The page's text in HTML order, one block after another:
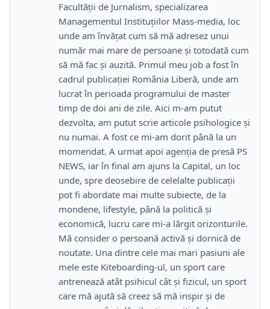
Facultății de Jurnalism, specializarea
Managementul Instituțiilor Mass-media, loc
unde am învățat cum să mă adresez unui
număr mai mare de persoane și totodată cum
să mă fac și auzită. Primul meu job a fost în
cadrul publicației România Liberă, unde am
lucrat în perioada programului de master
timp de doi ani de zile. Aici m-am putut
dezvolta, am putut scrie articole psihologice și
nu numai. A fost ce mi-am dorit până la un
momendat. A urmat apoi agenția de presă PS
NEWS, iar în final am ajuns la Capital, un loc
unde, spre deosebire de celelalte publicații
pot fi abordate mai multe subiecte, de la
mondene, lifestyle, până la politică și
economică, lucru care mi-a lărgit orizonturile.
Mă consider o persoană activă și dornică de
noutate. Una dintre cele mai mari pasiuni ale
mele este Kiteboarding-ul, un sport care
antrenează atât psihicul cât și fizicul, un sport
care mă ajută să creez să mă inspir și de